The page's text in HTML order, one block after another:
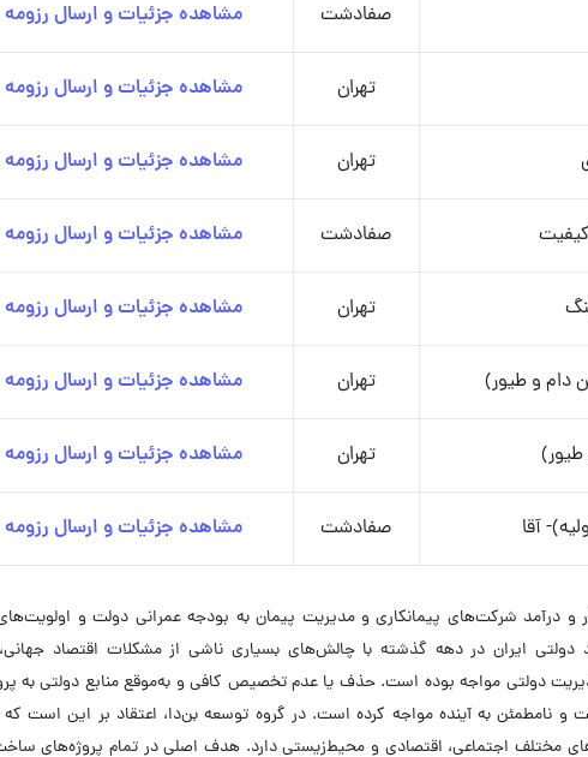
صفادشت مشاهده جزئیات و ارسال رزومه
تهران مشاهده جزئیات و ارسال رزومه
تهران مشاهده جزئیات و ارسال رزومه
صفادشت مشاهده جزئیات و ارسال رزومه
تهران مشاهده جزئیات و ارسال رزومه
دام و طیور) تهران مشاهده جزئیات و ارسال رزومه
تهران مشاهده جزئیات و ارسال رزومه
آقا صفادشت مشاهده جزئیات و ارسال رزومه
درآمد شرکت‌های پیمانکاری و مدیریت پیمان به بودجه عمرانی دولت و
دولتی ایران در دهه گذشته با چالش‌های بسیاری ناشی از مشکلات اقتصاد
دولتی مواجه بوده است. حذف یا عدم تخصیص کافی و به‌موقع منابع دولتی به
و نامطمئن به آینده مواجه کرده است. در گروه توسعه بن‌دا، اعتقاد بر این است
مختلف اجتماعی، اقتصادی و محیط‌زیستی دارد. هدف اصلی در تمام پروژه‌های